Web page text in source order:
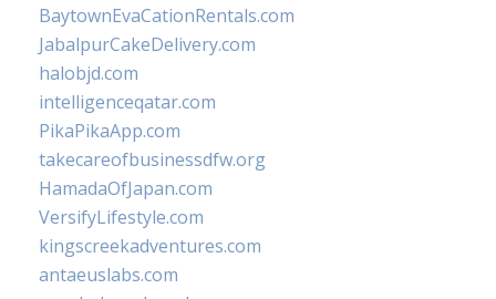
BaytownEvaCationRentals.com
JabalpurCakeDelivery.com
halobjd.com
intelligenceqatar.com
PikaPikaApp.com
takecareofbusinessdfw.org
HamadaOfJapan.com
VersifyLifestyle.com
kingscreekadventures.com
antaeuslabs.com